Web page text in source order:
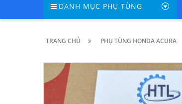
DANH MỤC PHỤ TÙNG
TRANG CHỦ PHỤ TÙNG HONDA ACURA